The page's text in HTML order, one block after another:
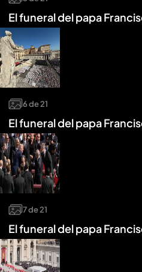
El funeral del papa
6de21
El funeral del papa
7de21
El funeral del papa